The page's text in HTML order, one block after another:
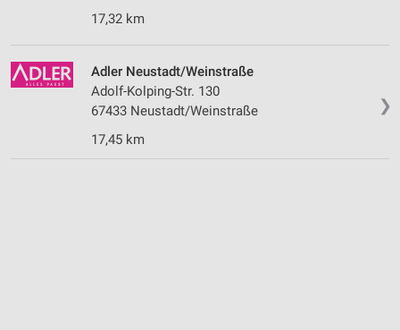
17,32 km
❯
Adler Neustadt/Weinstraße
Adolf-Kolping-Str. 130
67433 Neustadt/Weinstraße
17,45 km